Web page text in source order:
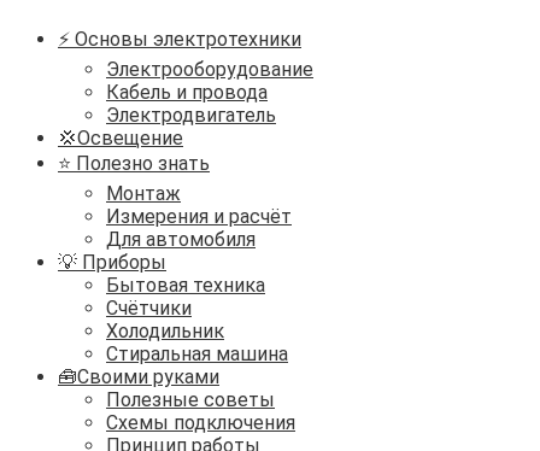
⚡ Основы электротехники
Электрооборудование
Кабель и провода
Электродвигатель
💢Освещение
⭐ Полезно знать
Монтаж
Измерения и расчёт
Для автомобиля
💡 Приборы
Бытовая техника
Счётчики
Холодильник
Стиральная машина
🧰Своими руками
Полезные советы
Схемы подключения
Принцип работы